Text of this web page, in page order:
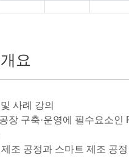
요
사례 강의
장 구축·운영에 필수요소
조 공정과 스마트 제조 공